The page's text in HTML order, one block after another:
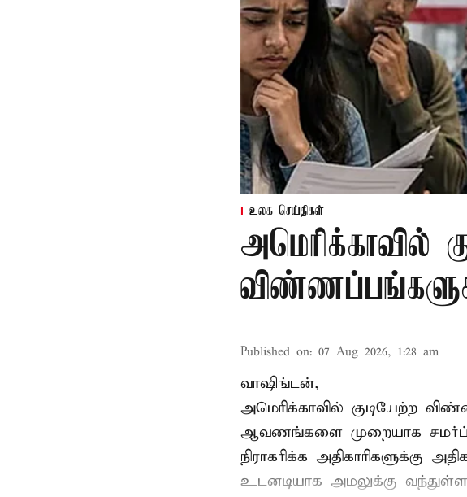
உலக செய்திகள்
அமெரிக்காவில்
Published on: 07 Aug 2026, 1:28 am
வாஷிங்டன்,
அமெரிக்காவில் குடியேற்ற
ஆவணங்களை முறையாக
நிராகரிக்க அதிகாரிகளுக்கு
உடனடியாக அமலுக்கு